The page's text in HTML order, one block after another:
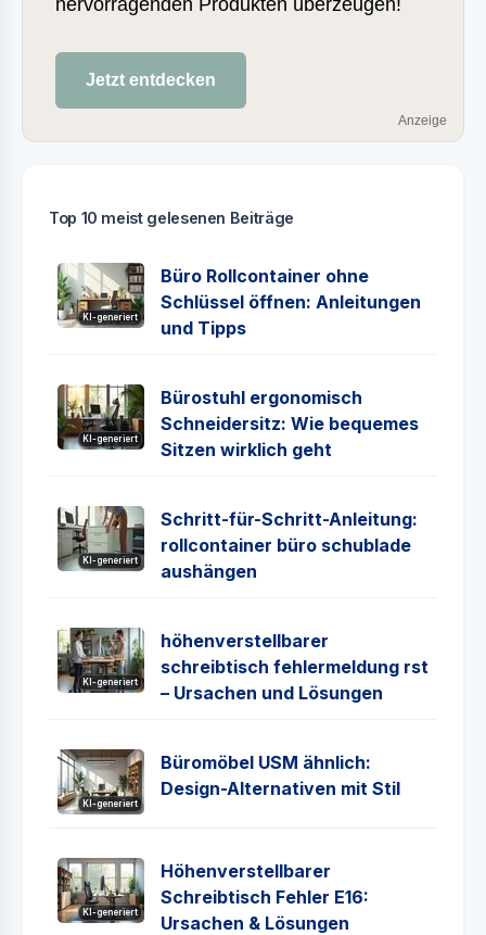
hervorragenden Produkten überzeugen!
Jetzt entdecken
Anzeige
Top 10 meist gelesenen Beiträge
KI-generiert
Büro Rollcontainer ohne
Schlüssel öffnen: Anleitungen
und Tipps
KI-generiert
Bürostuhl ergonomisch
Schneidersitz: Wie bequemes
Sitzen wirklich geht
KI-generiert
Schritt-für-Schritt-Anleitung:
rollcontainer büro schublade
aushängen
KI-generiert
höhenverstellbarer
schreibtisch fehlermeldung rst
– Ursachen und Lösungen
KI-generiert
Büromöbel USM ähnlich:
Design-Alternativen mit Stil
KI-generiert
Höhenverstellbarer
Schreibtisch Fehler E16:
Ursachen & Lösungen